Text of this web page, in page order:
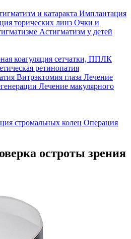
и катаракта Имплантация
торических линз Очки и
Астигматизм у детей
коагуляция сетчатки, ППЛК
ретинопатия
Витрэктомия глаза Лечение
Лечение макулярного
стромальных колец Операция
остроты зрения